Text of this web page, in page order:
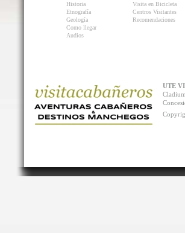
Historia
Etnografía
Geología
Como llegar
Audios
Visita en Bicicleta
Centros Visitantes
Recomendaciones
UTE